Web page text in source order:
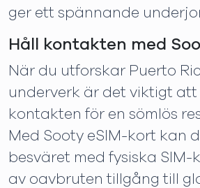
ger ett spännande
Håll kontakten med
När du utforskar Puerto
underverk är det viktigt att
kontakten för en sömlös
Med Sooty eSIM-kort kan
besväret med fysiska
av oavbruten tillgång till